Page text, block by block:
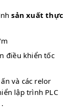
sản xuất thực
điều khiển tốc
và các relor
lập trình PLC